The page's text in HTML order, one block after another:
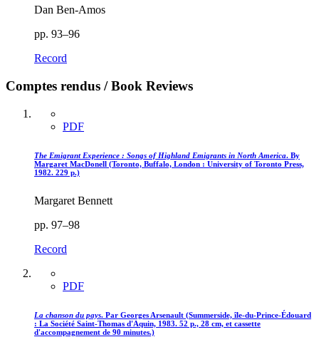
Dan Ben-Amos
pp. 93–96
Record
Comptes rendus / Book Reviews
PDF
The Emigrant Experience : Songs of Highland Emigrants in North America. By
Margaret MacDonell (Toronto, Buffalo, London : University of Toronto Press,
1982. 229 p.)
Margaret Bennett
pp. 97–98
Record
PDF
La chanson du pays. Par Georges Arsenault (Summerside, île-du-Prince-Édouard
: La Société Saint-Thomas d'Aquin, 1983. 52 p., 28 cm, et cassette
d'accompagnement de 90 minutes.)